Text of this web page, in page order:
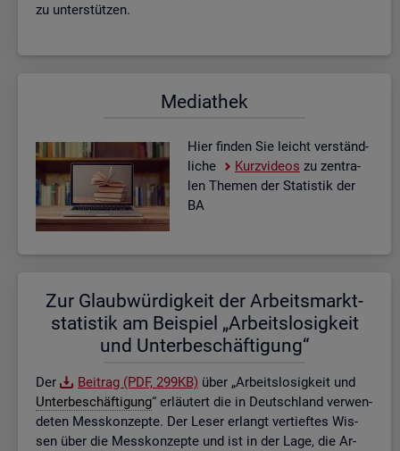
zu un­ter­stüt­zen.
Me­dia­thek
Hier fin­den Sie leicht ver­ständ­
li­che
Kurz­vi­de­os zu zen­tra­
len The­men der Sta­tis­tik der
BA
Zur Glaub­wür­dig­keit der Ar­beits­markt­
sta­tis­tik am Bei­spiel „Ar­beits­lo­sig­keit
und Un­ter­be­schäf­ti­gung“
Der Bei­trag (PDF, 299KB) über „Ar­beits­lo­sig­keit und
Un­ter­be­schäf­ti­gung“ er­läu­tert die in Deutsch­land ver­wen­
de­ten Mess­kon­zep­te. Der Leser er­langt ver­tief­tes Wis­
sen über die Mess­kon­zep­te und ist in der Lage, die Ar­